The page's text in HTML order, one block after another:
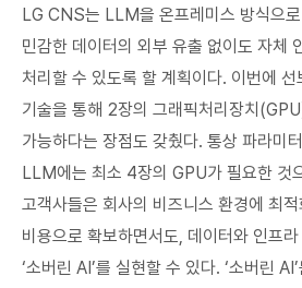
LG CNS는 LLM을 온프레미스 방식으로
민감한 데이터의 외부 유출 없이도 자체
처리할 수 있도록 할 계획이다. 이번에
기술을 통해 2장의 그래픽처리장치
가능하다는 장점도 갖췄다. 통상 파라미
LLM에는 최소 4장의 GPU가 필요한 것
고객사들은 회사의 비즈니스 환경에 최
비용으로 확보하면서도, 데이터와 인프
‘소버린 AI’를 실현할 수 있다. ‘소버린